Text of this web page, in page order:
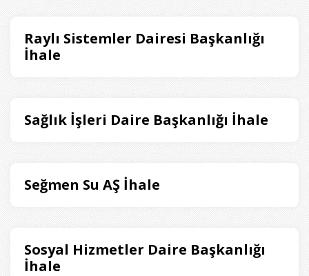
Raylı Sistemler Dairesi Başkanlığı
İhale
Sağlık İşleri Daire Başkanlığı İhale
Seğmen Su AŞ İhale
Sosyal Hizmetler Daire Başkanlığı
İhale